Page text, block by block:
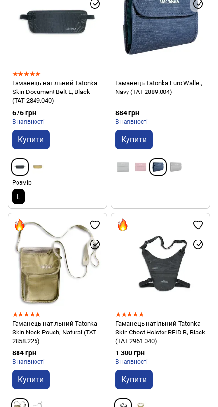
Гаманець натільний Tatonka
Skin Document Belt L, Black
(TAT 2849.040)
676 грн
В наявності
Купити
Розмір
L
Гаманець Tatonka Euro Wallet,
Navy (TAT 2889.004)
884 грн
В наявності
Купити
Гаманець натільний Tatonka
Skin Neck Pouch, Natural (TAT
2858.225)
884 грн
В наявності
Купити
Гаманець натільний Tatonka
Skin Chest Holster RFID B, Black
(TAT 2961.040)
1 300 грн
В наявності
Купити